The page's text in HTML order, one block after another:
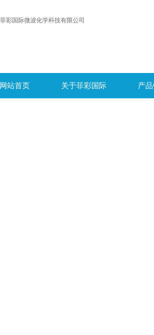
网站首页 关于菲彩国际 产